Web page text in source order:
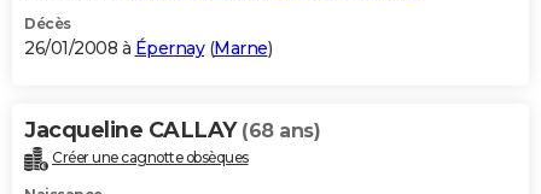
Décès
26/01/2008 à Épernay(Marne)
Jacqueline CALLAY (68 ans)
Créer une cagnotte obsèques